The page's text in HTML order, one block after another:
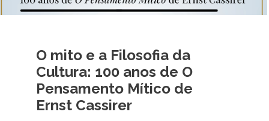
O mito e a Filosofia da
Cultura: 100 anos de O
Pensamento Mítico de
Ernst Cassirer